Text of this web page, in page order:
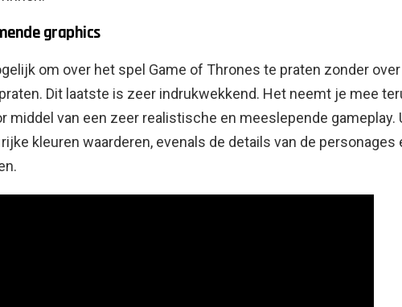
graphics
om over het spel Game of Thrones te praten zonder
Dit laatste is zeer indrukwekkend. Het neemt je mee
middel van een zeer realistische en meeslepende gameplay.
kleuren waarderen, evenals de details van de personages